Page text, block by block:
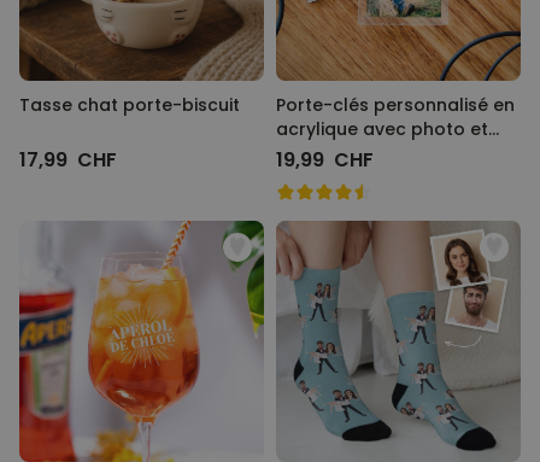
Tasse chat porte-biscuit
17,99 CHF
Porte-clés personnalisé en
acrylique avec photo et
texte
19,99 CHF